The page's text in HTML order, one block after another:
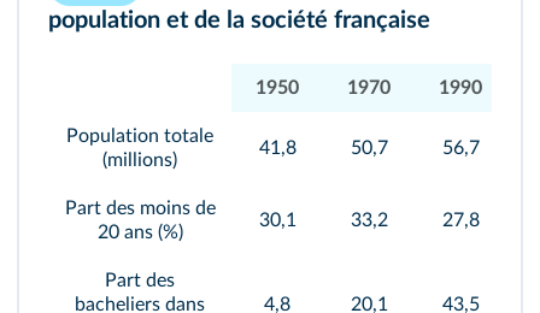
population et de la société française
1950 1970 1990
Population totale
(millions)
41,8 50,7 56,7
Part des moins de
20 ans (%)
30,1 33,2 27,8
Part des
bacheliers dans
4,8 20,1 43,5